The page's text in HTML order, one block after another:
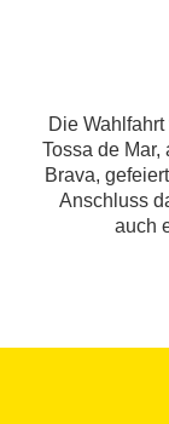
Die
Tossa de
Brava,
Anschluss
auch